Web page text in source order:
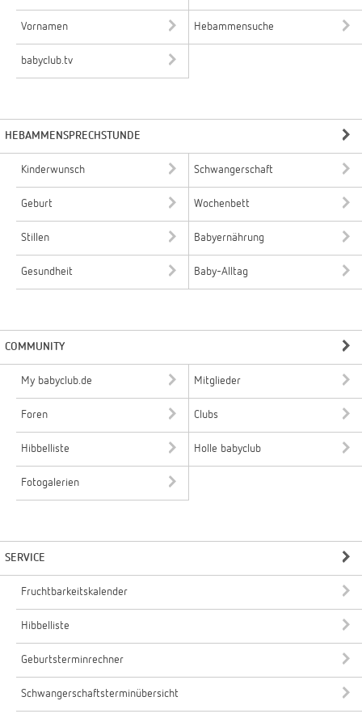
Vornamen Hebammensuche
babyclub.tv
HEBAMMENSPRECHSTUNDE
Kinderwunsch Schwangerschaft
Geburt Wochenbett
Stillen Babyernährung
Gesundheit Baby-Alltag
COMMUNITY
My babyclub.de Mitglieder
Foren Clubs
Hibbelliste Holle babyclub
Fotogalerien
SERVICE
Fruchtbarkeitskalender
Hibbelliste
Geburtsterminrechner
Schwangerschaftsterminübersicht